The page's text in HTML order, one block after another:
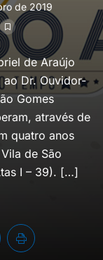
de 2019
de Araújo
ao Dr. Ouvidor-
Gomes
através de
quatro anos
de São
I – 39). […]